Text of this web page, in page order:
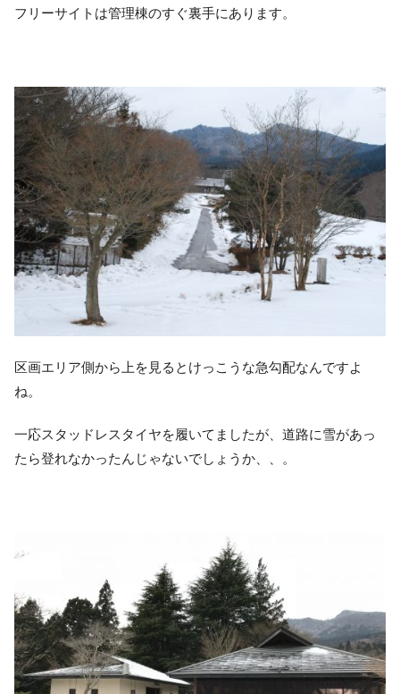
フリーサイトは管理棟のすぐ裏手にあります。
区画エリア側から上を見るとけっこうな急勾配なんですよ
ね。
一応スタッドレスタイヤを履いてましたが、道路に雪があっ
たら登れなかったんじゃないでしょうか、、。